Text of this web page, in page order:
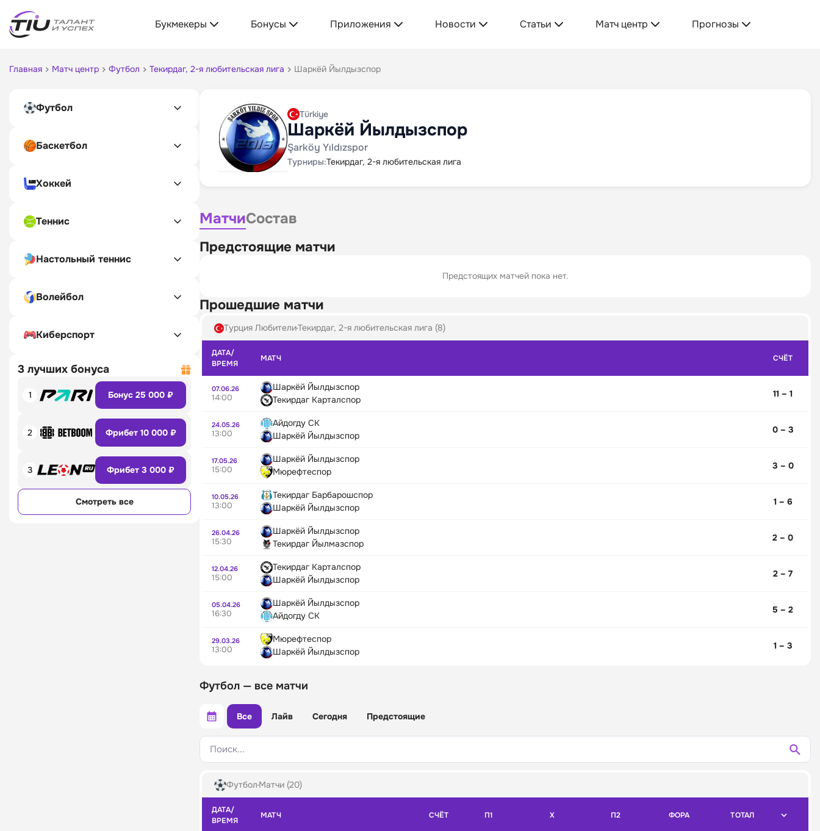
Букмекеры Бонусы Приложения Новости Статьи Матч центр Прогнозы
Главная Матч центр Футбол Текирдаг, 2-я любительская лига Шаркёй Йылдызспор
Футбол
Баскетбол
Хоккей
Теннис
Настольный теннис
Волейбол
Киберспорт
3 лучших бонуса
1 Бонус 25 000 ₽
2 Фрибет 10 000 ₽
3 Фрибет 3 000 ₽
Смотреть все
Türkiye
Шаркёй Йылдызспор
Şarköy Yıldızspor
Турниры:Текирдаг, 2-я любительская лига
МатчиСостав
Предстоящие матчи
Предстоящих матчей пока нет.
Прошедшие матчи
Турция ЛюбителиТекирдаг, 2-я любительская лига (8)
ДАТА/
ВРЕМЯ
МАТЧ СЧЁТ
07.06.26
14:00
Шаркёй Йылдызспор
Текирдаг Карталспор
11 – 1
24.05.26
13:00
Айдогду СК
Шаркёй Йылдызспор
0 – 3
17.05.26
15:00
Шаркёй Йылдызспор
Мюрефтеспор
3 – 0
10.05.26
13:00
Текирдаг Барбарошспор
Шаркёй Йылдызспор
1 – 6
26.04.26
15:30
Шаркёй Йылдызспор
Текирдаг Йылмазспор
2 – 0
12.04.26
15:00
Текирдаг Карталспор
Шаркёй Йылдызспор
2 – 7
05.04.26
16:30
Шаркёй Йылдызспор
Айдогду СК
5 – 2
29.03.26
13:00
Мюрефтеспор
Шаркёй Йылдызспор
1 – 3
Футбол — все матчи
Все Лайв Сегодня Предстоящие
Поиск...
Футбол Матчи (20)
ДАТА/
ВРЕМЯ
МАТЧ СЧЁТ П1 X П2 ФОРА ТОТАЛ